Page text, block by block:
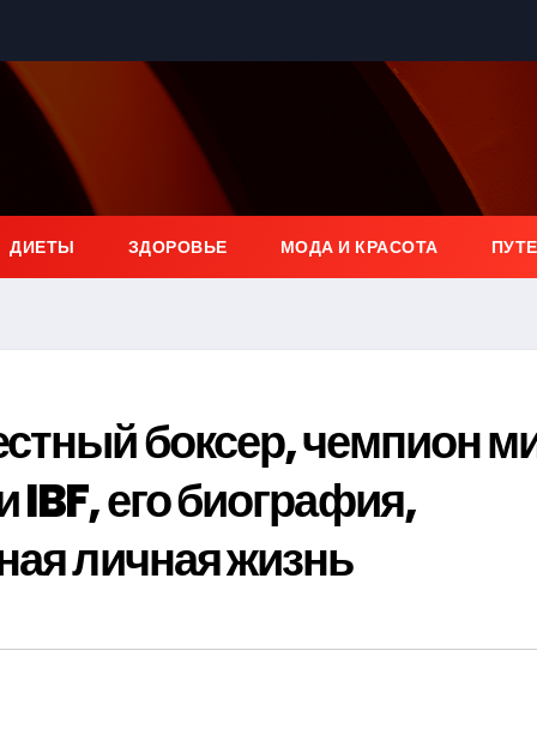
ДИЕТЫ ЗДОРОВЬЕ МОДА И КРАСОТА
боксер, чемпион
IBF, его биография,
личная жизнь